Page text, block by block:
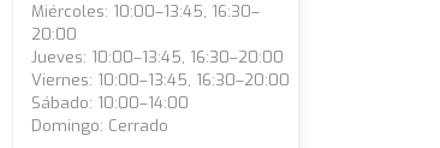
Miércoles: 10:00–13:45, 16:30–
20:00
Jueves: 10:00–13:45, 16:30–20:00
Viernes: 10:00–13:45, 16:30–20:00
Sábado: 10:00–14:00
Domingo: Cerrado